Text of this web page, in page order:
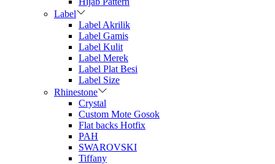
Label
Label Akrilik
Label Gamis
Label Kulit
Label Merek
Label Plat Besi
Label Size
Rhinestone
Crystal
Custom Mote Gosok
Flat backs Hotfix
PAH
SWAROVSKI
Tiffany